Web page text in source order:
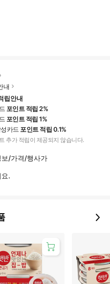
내
립안내
포인트 적립 2%
포인트 적립 1%
카드 포인트 적립 0.1%
추가 적립이 제공되지 않습니다.
/가격/행사가
.